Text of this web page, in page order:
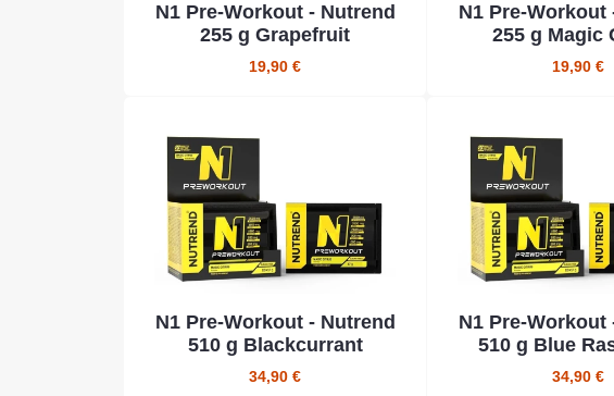
N1 Pre-Workout - Nutrend
255 g Grapefruit
19,90 €
N1 Pre-Workout
255 g Magic
19,90 €
N1 Pre-Workout - Nutrend
510 g Blackcurrant
34,90 €
N1 Pre-Workout
510 g Blue
34,90 €